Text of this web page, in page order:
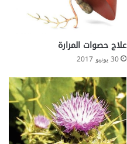
علاج حصوات المرارة
30 يونيو 2017